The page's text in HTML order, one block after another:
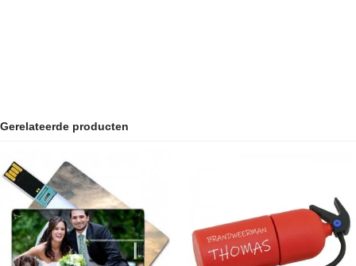
Gerelateerde producten